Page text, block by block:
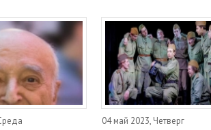
04 май 2023, Четверг